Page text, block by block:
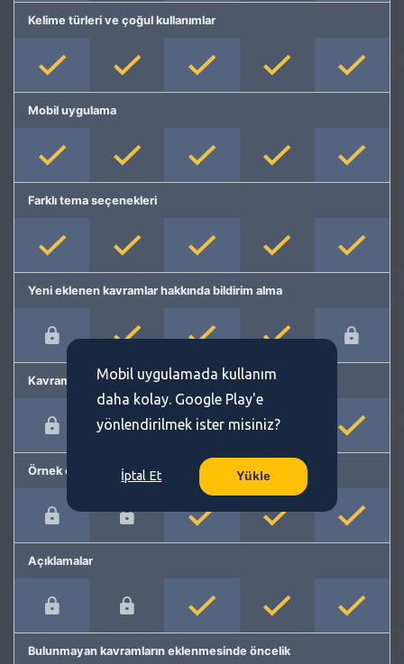
Kelime türleri ve çoğul kullanımlar
Mobil uygulama
Farklı tema seçenekleri
Yeni eklenen kavramlar hakkında bildirim alma
Kavram önerme
Örnek cümleler
Açıklamalar
Bulunmayan kavramların eklenmesinde öncelik
Mobil uygulamada kullanım
daha kolay. Google Play'e
yönlendirilmek ister misiniz?
İptal Et Yükle